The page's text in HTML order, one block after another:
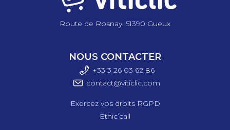
Route de Rosnay, 51390 Gueux
NOUS CONTACTER
+33 3 26 03 62 86
contact@viticlic.com
Exercez vos droits RGPD
Ethic’call